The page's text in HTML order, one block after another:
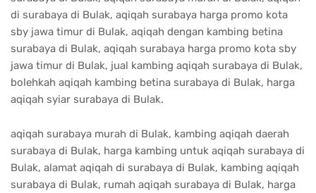
di surabaya di Bulak, aqiqah surabaya harga promo kota
sby jawa timur di Bulak, aqiqah dengan kambing betina
surabaya di Bulak, aqiqah surabaya harga promo kota sby
jawa timur di Bulak, jual kambing aqiqah surabaya di Bulak,
bolehkah aqiqah kambing betina surabaya di Bulak, harga
aqiqah syiar surabaya di Bulak.
aqiqah surabaya murah di Bulak, kambing aqiqah daerah
surabaya di Bulak, harga kambing untuk aqiqah surabaya di
Bulak, alamat aqiqah di surabaya di Bulak, kambing aqiqah
surabaya di Bulak, rumah aqiqah surabaya di Bulak, harga